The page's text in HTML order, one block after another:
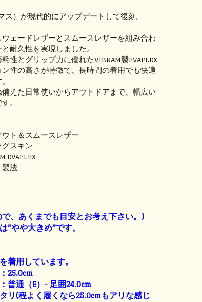
ス）が現代的にアップデートして復刻。
ェードレザーとスムースレザーを組み合わ
耐久性を実現しました。
性とグリップ力に優れたVIBRAM製EVAFLEX
性の高さが特徴で、長時間の着用でも快適
えた日常使いからアウトドアまで、幅広い
。
ウト＆スムースレザー
グスキン
EVAFLEX
製法
、あくまでも目安とお考え下さい。)
”やや大きめ”です。
着用しています。
25.0cm
普通（E）- 足囲24.0cm
リ(程よく履くなら25.0cmもアリな感じ